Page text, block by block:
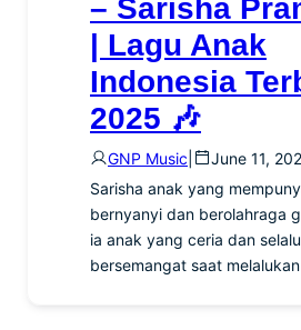
– Sarisha
| Lagu Anak
Indonesia
2025 🎶
GNP Music
June 11,
Sarisha anak yang
bernyanyi dan berolahraga
ia anak yang ceria dan selalu
bersemangat saat